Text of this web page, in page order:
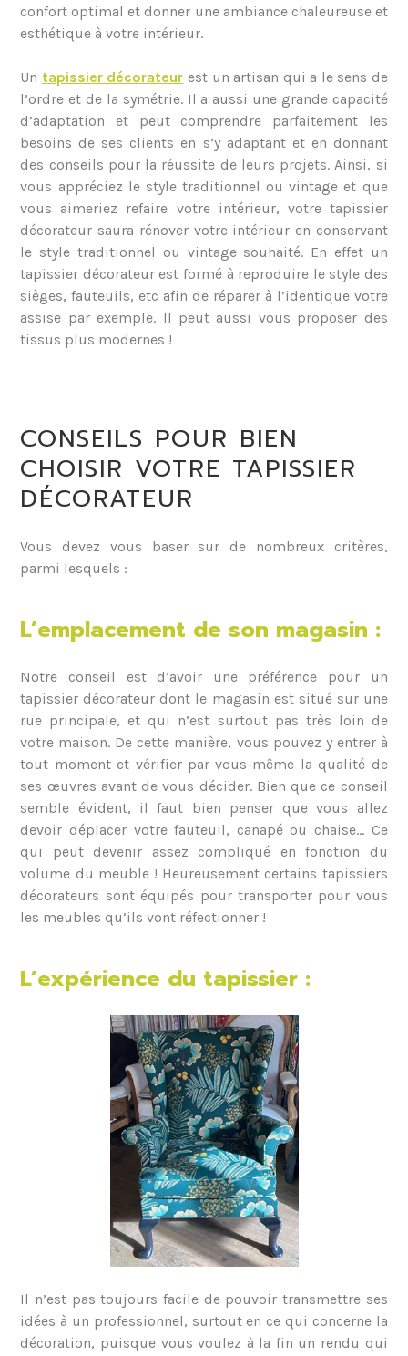
confort optimal et donner une ambiance chaleureuse et
esthétique à votre intérieur.
Un tapissier décorateur est un artisan qui a le sens de
l’ordre et de la symétrie. Il a aussi une grande capacité
d’adaptation et peut comprendre parfaitement les
besoins de ses clients en s’y adaptant et en donnant
des conseils pour la réussite de leurs projets. Ainsi, si
vous appréciez le style traditionnel ou vintage et que
vous aimeriez refaire votre intérieur, votre tapissier
décorateur saura rénover votre intérieur en conservant
le style traditionnel ou vintage souhaité. En effet un
tapissier décorateur est formé à reproduire le style des
sièges, fauteuils, etc afin de réparer à l’identique votre
assise par exemple. Il peut aussi vous proposer des
tissus plus modernes !
CONSEILS POUR BIEN
CHOISIR VOTRE TAPISSIER
DÉCORATEUR
Vous devez vous baser sur de nombreux critères,
parmi lesquels :
L’emplacement de son magasin :
Notre conseil est d’avoir une préférence pour un
tapissier décorateur dont le magasin est situé sur une
rue principale, et qui n’est surtout pas très loin de
votre maison. De cette manière, vous pouvez y entrer à
tout moment et vérifier par vous-même la qualité de
ses œuvres avant de vous décider. Bien que ce conseil
semble évident, il faut bien penser que vous allez
devoir déplacer votre fauteuil, canapé ou chaise… Ce
qui peut devenir assez compliqué en fonction du
volume du meuble ! Heureusement certains tapissiers
décorateurs sont équipés pour transporter pour vous
les meubles qu’ils vont réfectionner !
L’expérience du tapissier :
Il n’est pas toujours facile de pouvoir transmettre ses
idées à un professionnel, surtout en ce qui concerne la
décoration, puisque vous voulez à la fin un rendu qui